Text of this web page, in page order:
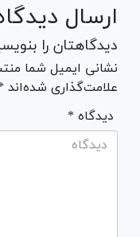
ارسال
دیدگاهتان را
نشانی ایمیل شما
علامت‌گذاری شده‌اند
* دیدگاه